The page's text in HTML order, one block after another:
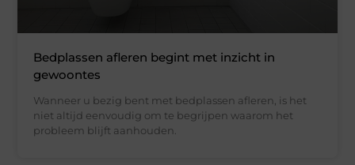
Bedplassen afleren begint met inzicht in
gewoontes
Wanneer u bezig bent met bedplassen afleren, is het
niet altijd eenvoudig om te begrijpen waarom het
probleem blijft aanhouden.